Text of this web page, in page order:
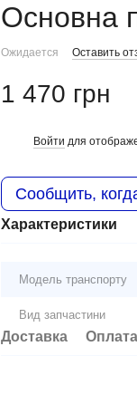
Основна
Ожидается Оставить
1 470 грн
Войти для
Сообщить,
Характеристики
Модель транспорту
Вид запчастини
Доставка Оплата